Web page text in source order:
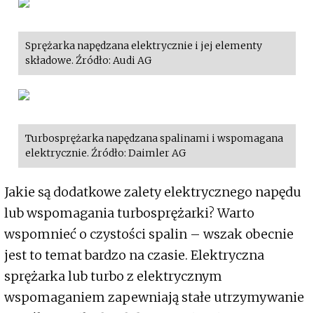
Sprężarka napędzana elektrycznie i jej elementy
składowe. Źródło: Audi AG
Turbosprężarka napędzana spalinami i wspomagana
elektrycznie. Źródło: Daimler AG
Jakie są dodatkowe zalety elektrycznego napędu
lub wspomagania turbosprężarki? Warto
wspomnieć o czystości spalin – wszak obecnie
jest to temat bardzo na czasie. Elektryczna
sprężarka lub turbo z elektrycznym
wspomaganiem zapewniają stałe utrzymywanie